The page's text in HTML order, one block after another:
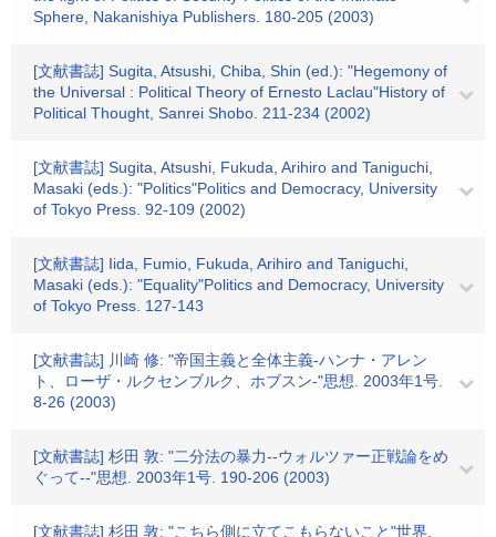
Sphere, Nakanishiya Publishers. 180-205 (2003)
[文献書誌] Sugita, Atsushi, Chiba, Shin (ed.): "Hegemony of
the Universal : Political Theory of Ernesto Laclau"History of
Political Thought, Sanrei Shobo. 211-234 (2002)
[文献書誌] Sugita, Atsushi, Fukuda, Arihiro and Taniguchi,
Masaki (eds.): "Politics"Politics and Democracy, University
of Tokyo Press. 92-109 (2002)
[文献書誌] Iida, Fumio, Fukuda, Arihiro and Taniguchi,
Masaki (eds.): "Equality"Politics and Democracy, University
of Tokyo Press. 127-143
[文献書誌] 川崎 修: "帝国主義と全体主義-ハンナ・アレン
ト、ローザ・ルクセンブルク、ホブスン-"思想. 2003年1号.
8-26 (2003)
[文献書誌] 杉田 敦: "二分法の暴力--ウォルツァー正戦論をめ
ぐって--"思想. 2003年1号. 190-206 (2003)
[文献書誌] 杉田 敦: "こちら側に立てこもらないこと"世界.